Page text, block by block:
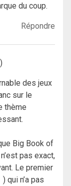
du coup.
Répondre
des jeux
sur le
thème
Big Book of
pas exact,
Le premier
qui n’a pas